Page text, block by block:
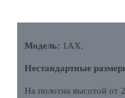
Модель: 1AX,
Нестандартные
На полотна высотой от